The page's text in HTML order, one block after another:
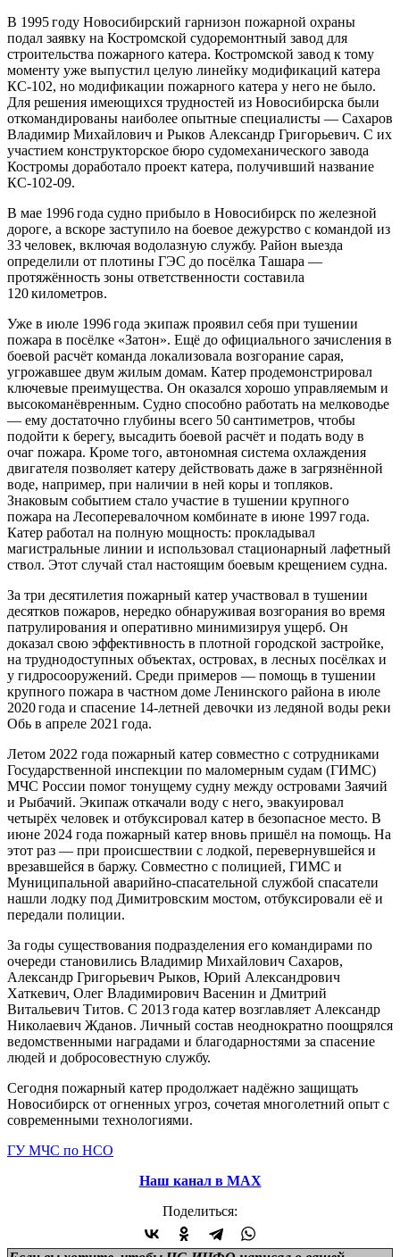
В 1995 году Новосибирский гарнизон пожарной охраны
подал заявку на Костромской судоремонтный завод для
строительства пожарного катера. Костромской завод к тому
моменту уже выпустил целую линейку модификаций катера
КС‑102, но модификации пожарного катера у него не было.
Для решения имеющихся трудностей из Новосибирска были
откомандированы наиболее опытные специалисты — Сахаров
Владимир Михайлович и Рыков Александр Григорьевич. С их
участием конструкторское бюро судомеханического завода
Костромы доработало проект катера, получивший название
КС‑102-09.
В мае 1996 года судно прибыло в Новосибирск по железной
дороге, а вскоре заступило на боевое дежурство с командой из
33 человек, включая водолазную службу. Район выезда
определили от плотины ГЭС до посёлка Ташара —
протяжённость зоны ответственности составила
120 километров.
Уже в июле 1996 года экипаж проявил себя при тушении
пожара в посёлке «Затон». Ещё до официального зачисления в
боевой расчёт команда локализовала возгорание сарая,
угрожавшее двум жилым домам. Катер продемонстрировал
ключевые преимущества. Он оказался хорошо управляемым и
высокоманёвренным. Судно способно работать на мелководье
— ему достаточно глубины всего 50 сантиметров, чтобы
подойти к берегу, высадить боевой расчёт и подать воду в
очаг пожара. Кроме того, автономная система охлаждения
двигателя позволяет катеру действовать даже в загрязнённой
воде, например, при наличии в ней коры и топляков.
Знаковым событием стало участие в тушении крупного
пожара на Лесоперевалочном комбинате в июне 1997 года.
Катер работал на полную мощность: прокладывал
магистральные линии и использовал стационарный лафетный
ствол. Этот случай стал настоящим боевым крещением судна.
За три десятилетия пожарный катер участвовал в тушении
десятков пожаров, нередко обнаруживая возгорания во время
патрулирования и оперативно минимизируя ущерб. Он
доказал свою эффективность в плотной городской застройке,
на труднодоступных объектах, островах, в лесных посёлках и
у гидросооружений. Среди примеров — помощь в тушении
крупного пожара в частном доме Ленинского района в июле
2020 года и спасение 14‑летней девочки из ледяной воды реки
Обь в апреле 2021 года.
Летом 2022 года пожарный катер совместно с сотрудниками
Государственной инспекции по маломерным судам (ГИМС)
МЧС России помог тонущему судну между островами Заячий
и Рыбачий. Экипаж откачали воду с него, эвакуировал
четырёх человек и отбуксировал катер в безопасное место. В
июне 2024 года пожарный катер вновь пришёл на помощь. На
этот раз — при происшествии с лодкой, перевернувшейся и
врезавшейся в баржу. Совместно с полицией, ГИМС и
Муниципальной аварийно-спасательной службой спасатели
нашли лодку под Димитровским мостом, отбуксировали её и
передали полиции.
За годы существования подразделения его командирами по
очереди становились Владимир Михайлович Сахаров,
Александр Григорьевич Рыков, Юрий Александрович
Хаткевич, Олег Владимирович Васенин и Дмитрий
Витальевич Титов. С 2013 года катер возглавляет Александр
Николаевич Жданов. Личный состав неоднократно поощрялся
ведомственными наградами и благодарностями за спасение
людей и добросовестную службу.
Сегодня пожарный катер продолжает надёжно защищать
Новосибирск от огненных угроз, сочетая многолетний опыт с
современными технологиями.
ГУ МЧС по НСО
Наш канал в МАХ
Поделиться: